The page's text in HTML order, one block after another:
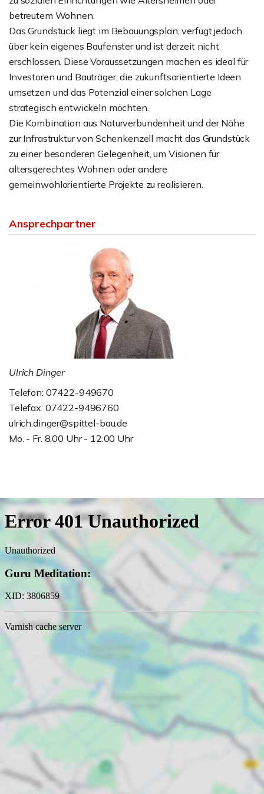
betreutem Wohnen.
Das Grundstück liegt im Bebauungsplan, verfügt jedoch
über kein eigenes Baufenster und ist derzeit nicht
erschlossen. Diese Voraussetzungen machen es ideal für
Investoren und Bauträger, die zukunftsorientierte Ideen
umsetzen und das Potenzial einer solchen Lage
strategisch entwickeln möchten.
Die Kombination aus Naturverbundenheit und der Nähe
zur Infrastruktur von Schenkenzell macht das Grundstück
zu einer besonderen Gelegenheit, um Visionen für
altersgerechtes Wohnen oder andere
gemeinwohlorientierte Projekte zu realisieren.
Ansprechpartner
Ulrich Dinger
Telefon: 07422-949670
Telefax: 07422-9496760
ulrich.dinger@spittel-bau.de
Mo. - Fr. 8.00 Uhr - 12.00 Uhr